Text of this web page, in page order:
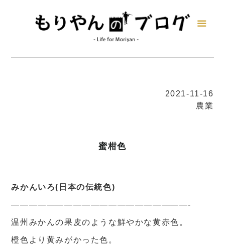
2021-11-16
農業
蜜柑色
みかんいろ(日本の伝統色)
————————————————————-
温州みかんの果皮のような鮮やかな黄赤色。
橙色より黄みがかった色。